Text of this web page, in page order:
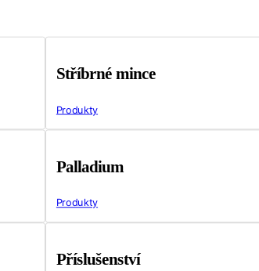
Stříbrné mince
Produkty
Palladium
Produkty
Příslušenství